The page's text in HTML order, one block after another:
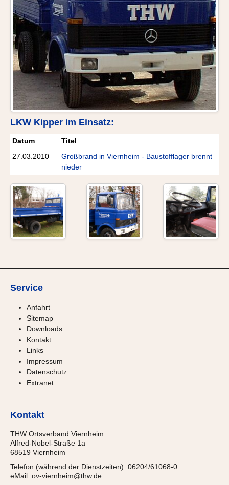
LKW Kipper im Einsatz:
Datum
Titel
27.03.2010
Großbrand in Viernheim - Baustofflager brennt
nieder
Service
Anfahrt
Sitemap
Downloads
Kontakt
Links
Impressum
Datenschutz
Extranet
Kontakt
THW Ortsverband Viernheim
Alfred-Nobel-Straße 1a
68519 Viernheim
Telefon (während der Dienstzeiten): 06204/61068-0
eMail: ov-viernheim@thw.de